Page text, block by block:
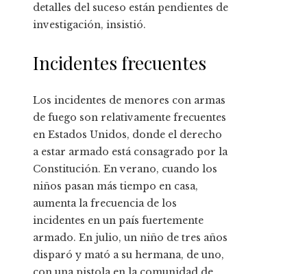
detalles del suceso están pendientes de
investigación, insistió.
Incidentes frecuentes
Los incidentes de menores con armas
de fuego son relativamente frecuentes
en Estados Unidos, donde el derecho
a estar armado está consagrado por la
Constitución. En verano, cuando los
niños pasan más tiempo en casa,
aumenta la frecuencia de los
incidentes en un país fuertemente
armado. En julio, un niño de tres años
disparó y mató a su hermana, de uno,